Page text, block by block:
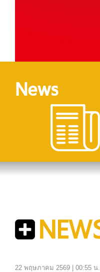
News
22 พฤษภาคม 2569 | 00:55 น.